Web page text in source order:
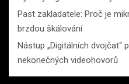
Past zakladatele: Proč je
brzdou škálování
Nástup „Digitálních dvojčat“
nekonečných videohovorů